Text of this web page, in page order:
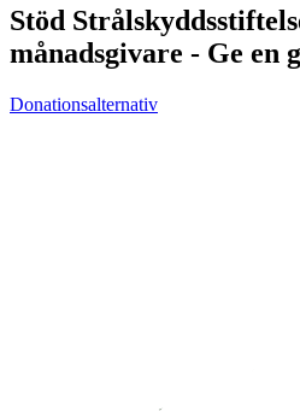
Stöd
månadsgivare - Ge en
Donationsalternativ